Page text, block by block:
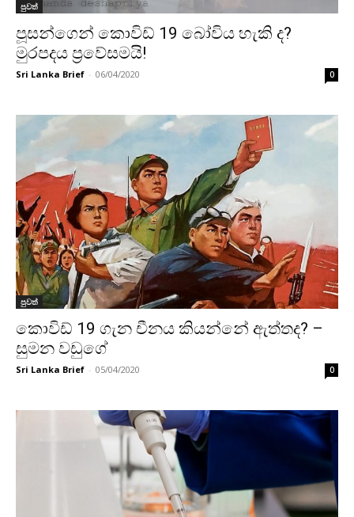
පුවත්
පූසන්ගෙන් කොවිඩ් 19 බෝවිය හැකි ද?
මුරපදය ප්‍රවේසමයි!
Sri Lanka Brief - 06/04/2020 0
පුවත්
කොවිඩ් 19 ගැන චීනය කියන්නේ ඇත්තද? –
සුමන වඩුගේ
Sri Lanka Brief - 05/04/2020 0